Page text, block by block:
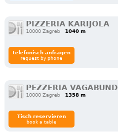
PIZZERIA KARIJOLA
10000 Zagreb
1040 m
telefonisch anfragen
request by phone
PEZZERIA VAGABUND
10000 Zagreb
1358 m
Tisch reservieren
book a table